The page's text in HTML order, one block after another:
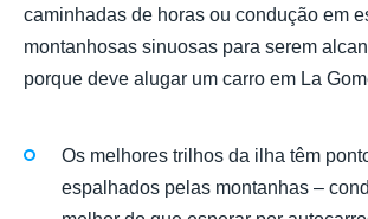
caminhadas de horas ou condução em
montanhosas sinuosas para serem
porque deve alugar um carro em La
Os melhores trilhos da ilha têm
espalhados pelas montanhas –